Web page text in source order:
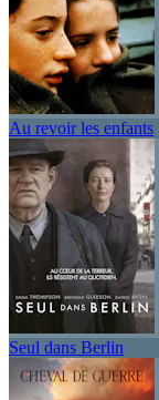
Au revoir les enfants
Seul dans Berlin